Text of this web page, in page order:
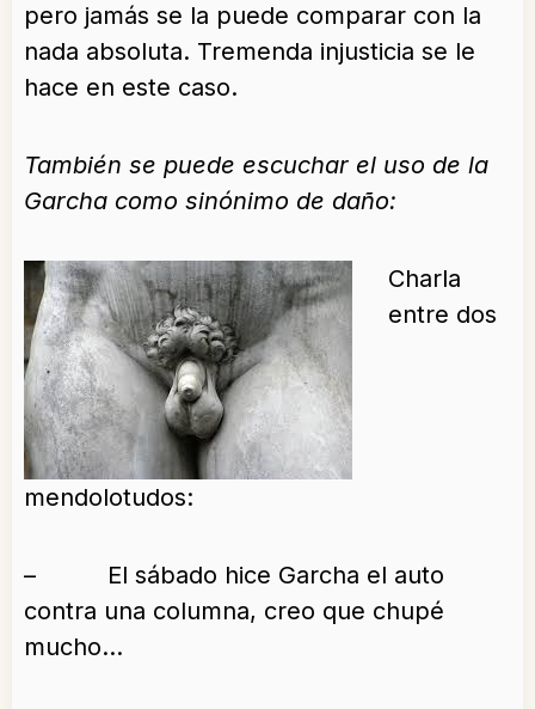
pero jamás se la puede comparar con la
nada absoluta. Tremenda injusticia se le
hace en este caso.
También se puede escuchar el uso de la
Garcha como sinónimo de daño:
Charla
entre dos
mendolotudos:
– El sábado hice Garcha el auto
contra una columna, creo que chupé
mucho…